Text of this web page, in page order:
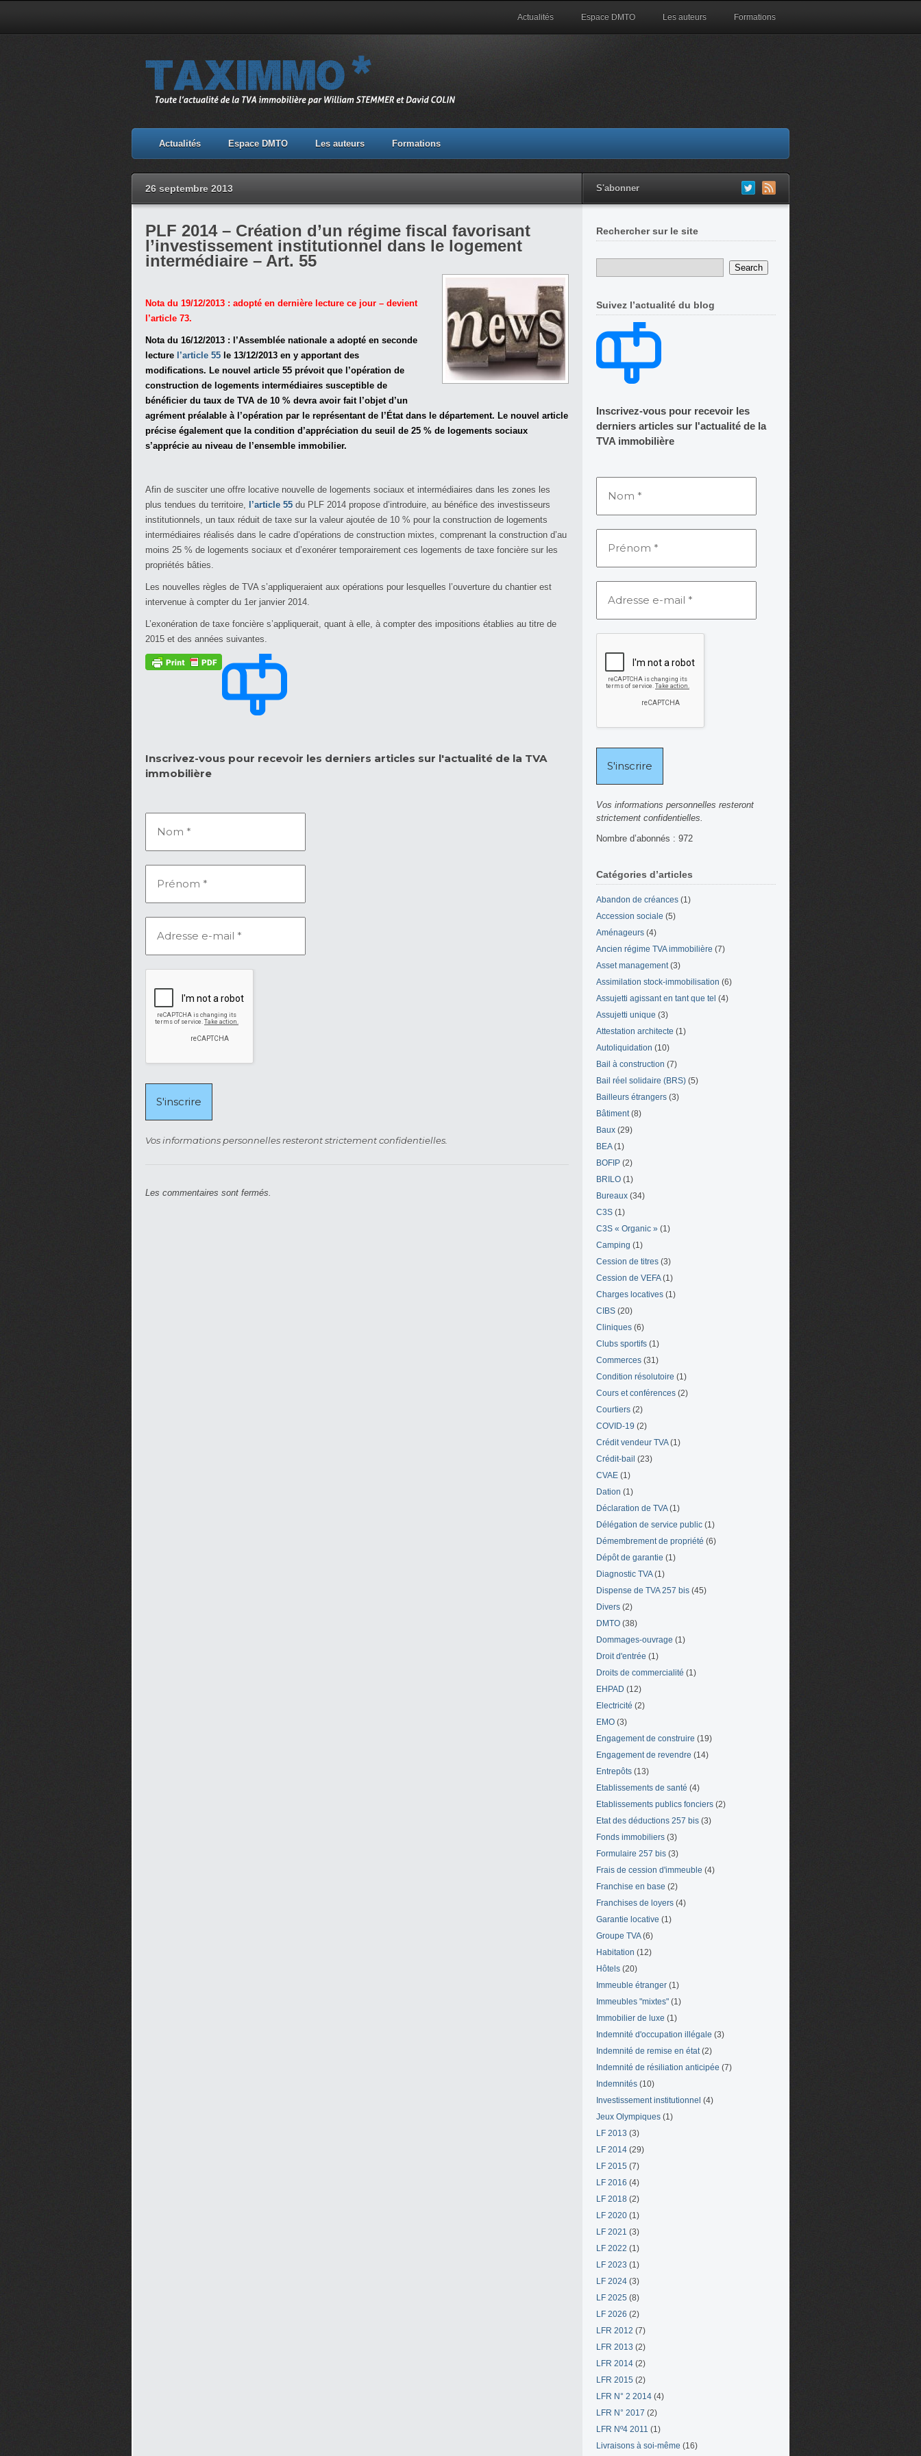
Actualités Espace DMTO Les auteurs Formations
Actualités Espace DMTO Les auteurs Formations
26 septembre 2013 S'abonner
PLF 2014 – Création d’un régime fiscal favorisant
l’investissement institutionnel dans le logement
intermédiaire – Art. 55
Nota du 19/12/2013 : adopté en dernière lecture ce jour – devient
l’article 73.
Nota du 16/12/2013 : l’Assemblée nationale a adopté en seconde
lecture l’article 55 le 13/12/2013 en y apportant des
modifications. Le nouvel article 55 prévoit que l’opération de
construction de logements intermédiaires susceptible de
bénéficier du taux de TVA de 10 % devra avoir fait l’objet d’un
agrément préalable à l’opération par le représentant de l’État dans le département. Le nouvel article
précise également que la condition d’appréciation du seuil de 25 % de logements sociaux
s’apprécie au niveau de l’ensemble immobilier.
Afin de susciter une offre locative nouvelle de logements sociaux et intermédiaires dans les zones les
plus tendues du territoire, l’article 55 du PLF 2014 propose d’introduire, au bénéfice des investisseurs
institutionnels, un taux réduit de taxe sur la valeur ajoutée de 10 % pour la construction de logements
intermédiaires réalisés dans le cadre d’opérations de construction mixtes, comprenant la construction d’au
moins 25 % de logements sociaux et d’exonérer temporairement ces logements de taxe foncière sur les
propriétés bâties.
Les nouvelles règles de TVA s’appliqueraient aux opérations pour lesquelles l’ouverture du chantier est
intervenue à compter du 1er janvier 2014.
L’exonération de taxe foncière s’appliquerait, quant à elle, à compter des impositions établies au titre de
2015 et des années suivantes.
Inscrivez-vous pour recevoir les derniers articles sur l'actualité de la TVA
immobilière
Vos informations personnelles resteront strictement confidentielles.
Les commentaires sont fermés.
Rechercher sur le site
Suivez l’actualité du blog
Inscrivez-vous pour recevoir les
derniers articles sur l'actualité de la
TVA immobilière
Vos informations personnelles resteront
strictement confidentielles.
Nombre d’abonnés : 972
Catégories d’articles
Abandon de créances (1)
Accession sociale (5)
Aménageurs (4)
Ancien régime TVA immobilière (7)
Asset management(3)
Assimilation stock-immobilisation (6)
Assujetti agissant en tant que tel (4)
Assujetti unique (3)
Attestation architecte (1)
Autoliquidation (10)
Bail à construction (7)
Bail réel solidaire (BRS) (5)
Bailleurs étrangers (3)
Bâtiment(8)
Baux (29)
BEA(1)
BOFIP (2)
BRILO (1)
Bureaux (34)
C3S (1)
C3S « Organic » (1)
Camping (1)
Cession de titres (3)
Cession de VEFA(1)
Charges locatives (1)
CIBS (20)
Cliniques (6)
Clubs sportifs (1)
Commerces (31)
Condition résolutoire (1)
Cours et conférences (2)
Courtiers (2)
COVID-19 (2)
Crédit vendeur TVA(1)
Crédit-bail (23)
CVAE (1)
Dation (1)
Déclaration de TVA(1)
Délégation de service public (1)
Démembrement de propriété (6)
Dépôt de garantie (1)
Diagnostic TVA(1)
Dispense de TVA 257 bis (45)
Divers (2)
DMTO (38)
Dommages-ouvrage (1)
Droit d'entrée (1)
Droits de commercialité (1)
EHPAD (12)
Electricité (2)
EMO (3)
Engagement de construire (19)
Engagement de revendre (14)
Entrepôts (13)
Etablissements de santé (4)
Etablissements publics fonciers (2)
Etat des déductions 257 bis (3)
Fonds immobiliers (3)
Formulaire 257 bis (3)
Frais de cession d'immeuble (4)
Franchise en base (2)
Franchises de loyers (4)
Garantie locative (1)
Groupe TVA(6)
Habitation (12)
Hôtels (20)
Immeuble étranger (1)
Immeubles "mixtes" (1)
Immobilier de luxe (1)
Indemnité d'occupation illégale (3)
Indemnité de remise en état(2)
Indemnité de résiliation anticipée (7)
Indemnités (10)
Investissement institutionnel (4)
Jeux Olympiques (1)
LF 2013 (3)
LF 2014 (29)
LF 2015 (7)
LF 2016 (4)
LF 2018 (2)
LF 2020 (1)
LF 2021 (3)
LF 2022 (1)
LF 2023 (1)
LF 2024 (3)
LF 2025 (8)
LF 2026 (2)
LFR 2012 (7)
LFR 2013 (2)
LFR 2014 (2)
LFR 2015 (2)
LFR N° 2 2014 (4)
LFR N° 2017 (2)
LFR Nº4 2011 (1)
Livraisons à soi-même (16)